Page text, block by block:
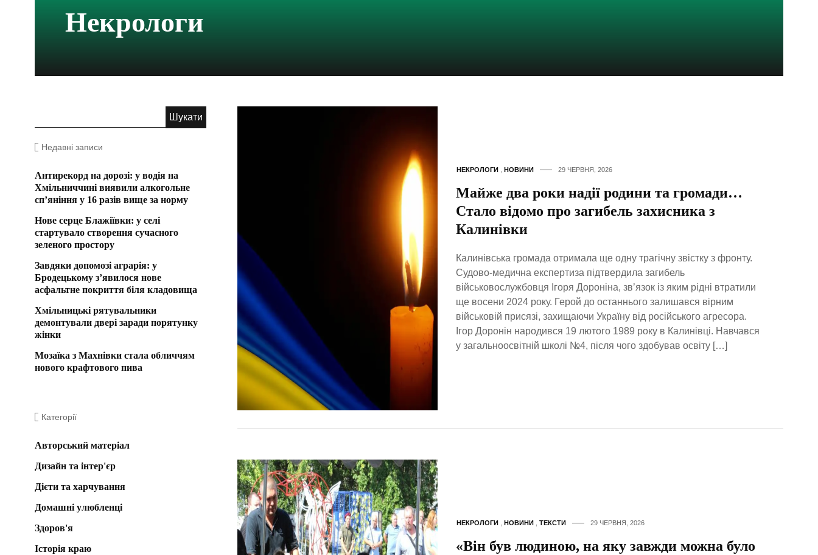
Некрологи
НЕКРОЛОГИ, НОВИНИ 29 ЧЕРВНЯ, 2026
Майже два роки надії родини та громади…
Стало відомо про загибель захисника з
Калинівки
Калинівська громада отримала ще одну трагічну звістку з фронту.
Судово-медична експертиза підтвердила загибель
військовослужбовця Ігоря Дороніна, зв’язок із яким рідні втратили
ще восени 2024 року. Герой до останнього залишався вірним
військовій присязі, захищаючи Україну від російського агресора.
Ігор Доронін народився 19 лютого 1989 року в Калинівці. Навчався
у загальноосвітній школі №4, після чого здобував освіту […]
НЕКРОЛОГИ, НОВИНИ, ТЕКСТИ 29 ЧЕРВНЯ, 2026
«Він був людиною, на яку завжди можна було
Недавні записи
Антирекорд на дорозі: у водія на
Хмільниччині виявили алкогольне
сп’яніння у 16 разів вище за норму
Нове серце Блажіївки: у селі
стартувало створення сучасного
зеленого простору
Завдяки допомозі аграрія: у
Бродецькому з’явилося нове
асфальтне покриття біля кладовища
Хмільницькі рятувальники
демонтували двері заради порятунку
жінки
Мозаїка з Махнівки стала обличчям
нового крафтового пива
Категорії
Авторський матеріал
Дизайн та інтер'єр
Дієти та харчування
Домашні улюбленці
Здоров'я
Історія краю